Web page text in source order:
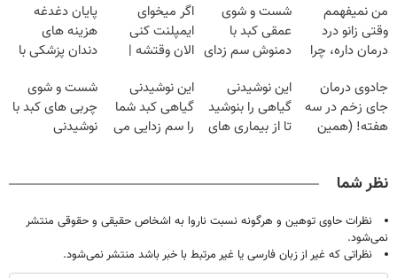
من نمیفهمم
وقتی زانو درد
درمان داره، چرا
تحمل میکنی؟❗
شست و شوی
عمقی کبد با
دمنوش سم زدای
اگر میخوای
ایمپلنت کنی
الان وقتشه |
میلیون تومان!!!
پایان دغدغه
هزینه های
دندان پزشکی با
خانگی
جادوی درمان
جای زخم در سه
هفته! (همین
این نوشیدنی
گیاهی را بنوشید
تا از بیماری های
این نوشیدنی
گیاهی کبد شما
را سم زدایی می
شست و شوی
چربی های کبد با
نوشیدنی
نظر شما
نظرات حاوی توهین و هرگونه نسبت ناروا به اشخاص حقیقی و حقوقی منتشر
نمی‌شود.
نظراتی که غیر از زبان فارسی یا غیر مرتبط با خبر باشد منتشر نمی‌شود.